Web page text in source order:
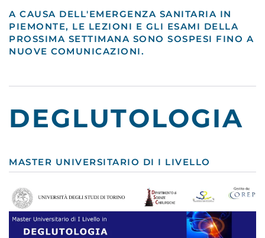
A CAUSA DELL'EMERGENZA SANITARIA IN
PIEMONTE, LE LEZIONI E GLI ESAMI DELLA
PROSSIMA SETTIMANA SONO SOSPESI FINO A
NUOVE COMUNICAZIONI.
DEGLUTOLOGIA
MASTER UNIVERSITARIO DI I LIVELLO